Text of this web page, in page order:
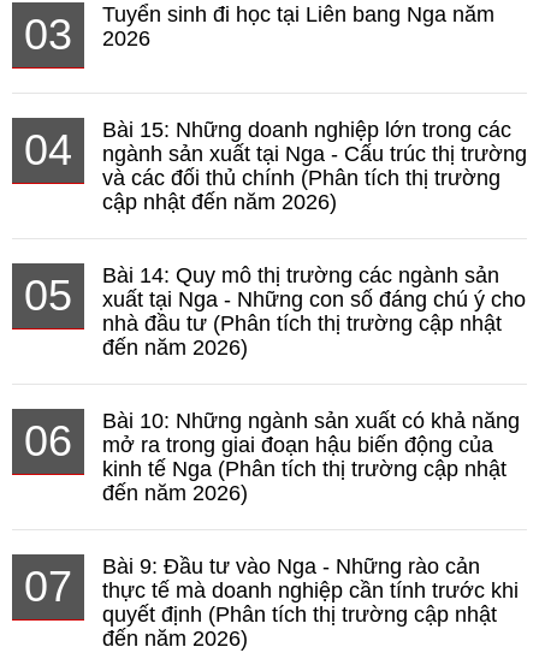
03
Tuyển sinh đi học tại Liên bang Nga năm
2026
04
Bài 15: Những doanh nghiệp lớn trong các
ngành sản xuất tại Nga - Cấu trúc thị trường
và các đối thủ chính (Phân tích thị trường
cập nhật đến năm 2026)
05
Bài 14: Quy mô thị trường các ngành sản
xuất tại Nga - Những con số đáng chú ý cho
nhà đầu tư (Phân tích thị trường cập nhật
đến năm 2026)
06
Bài 10: Những ngành sản xuất có khả năng
mở ra trong giai đoạn hậu biến động của
kinh tế Nga (Phân tích thị trường cập nhật
đến năm 2026)
07
Bài 9: Đầu tư vào Nga - Những rào cản
thực tế mà doanh nghiệp cần tính trước khi
quyết định (Phân tích thị trường cập nhật
đến năm 2026)